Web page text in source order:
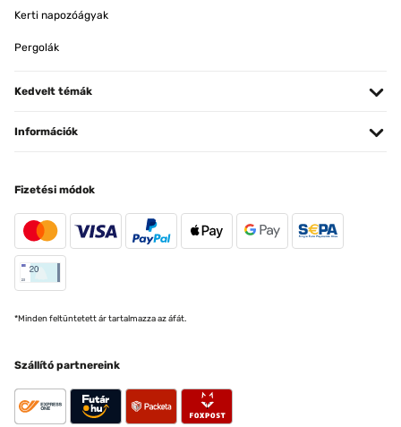
Kerti napozóágyak
Pergolák
Kedvelt témák
Információk
Fizetési módok
*Minden feltüntetett ár tartalmazza az áfát.
Szállító partnereink